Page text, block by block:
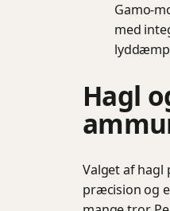
Gamo-
med
Hagl
Valget af hagl
præcision og